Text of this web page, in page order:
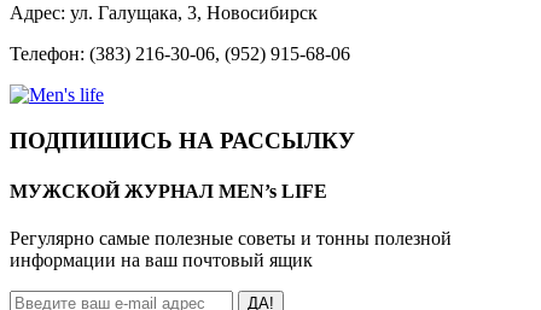
Адрес: ул. Галущака, 3, Новосибирск
Телефон: (383) 216-30-06, (952) 915-68-06
ПОДПИШИСЬ НА РАССЫЛКУ
МУЖСКОЙ ЖУРНАЛ MEN’s LIFE
Регулярно самые полезные советы и тонны полезной
информации на ваш почтовый ящик
ДА!